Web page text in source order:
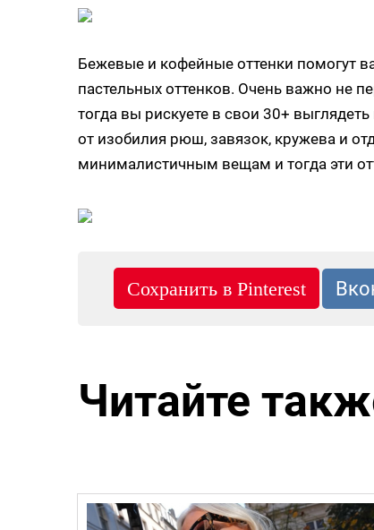
Бежевые и кофейные оттенки помогут
пастельных оттенков. Очень важно не
тогда вы рискуете в свои 30+
от изобилия рюш, завязок, кружева и
минималистичным вещам и тогда эти
Читайте